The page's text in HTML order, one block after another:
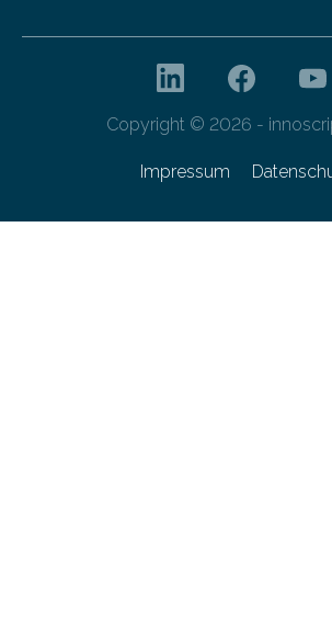
Copyright © 2026 -
Impressum